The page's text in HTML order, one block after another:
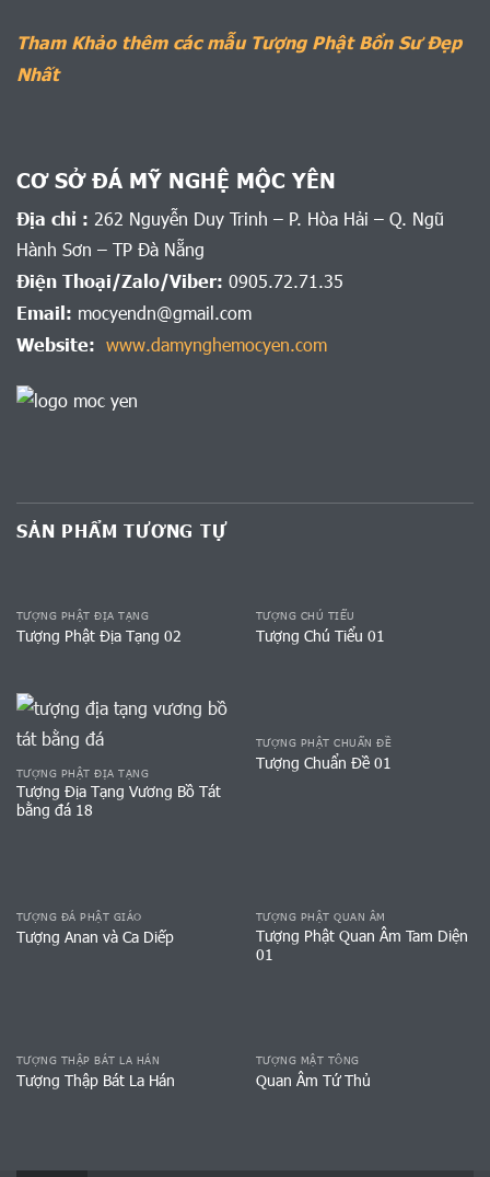
Tham Khảo thêm các mẫu Tượng Phật Bổn Sư Đẹp
Nhất
CƠ SỞ ĐÁ MỸ NGHỆ MỘC YÊN
Địa chỉ : 262 Nguyễn Duy Trinh – P. Hòa Hải – Q. Ngũ
Hành Sơn – TP Đà Nẵng
Điện Thoại/Zalo/Viber: 0905.72.71.35
Email: mocyendn@gmail.com
Website: www.damynghemocyen.com
SẢN PHẨM TƯƠNG TỰ
TƯỢNG PHẬT ĐỊA TẠNG
Tượng Phật Địa Tạng 02
TƯỢNG CHÚ TIỂU
Tượng Chú Tiểu 01
TƯỢNG PHẬT ĐỊA TẠNG
Tượng Địa Tạng Vương Bồ Tát
bằng đá 18
TƯỢNG PHẬT CHUẨN ĐỀ
Tượng Chuẩn Đề 01
TƯỢNG ĐÁ PHẬT GIÁO
Tượng Anan và Ca Diếp
TƯỢNG PHẬT QUAN ÂM
Tượng Phật Quan Âm Tam Diện
01
TƯỢNG THẬP BÁT LA HÁN
Tượng Thập Bát La Hán
TƯỢNG MẬT TÔNG
Quan Âm Tứ Thủ